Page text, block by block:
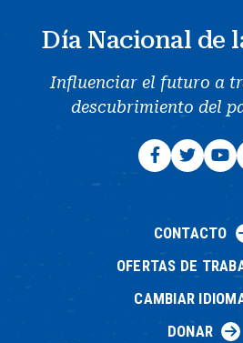
Día Nacional de
Influenciar el futuro a
descubrimiento del
CONTACTO
OFERTAS DE
CAMBIAR
DONAR